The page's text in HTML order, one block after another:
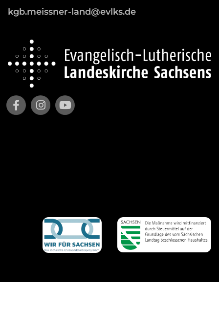
kgb.meissner-land@evlks.de